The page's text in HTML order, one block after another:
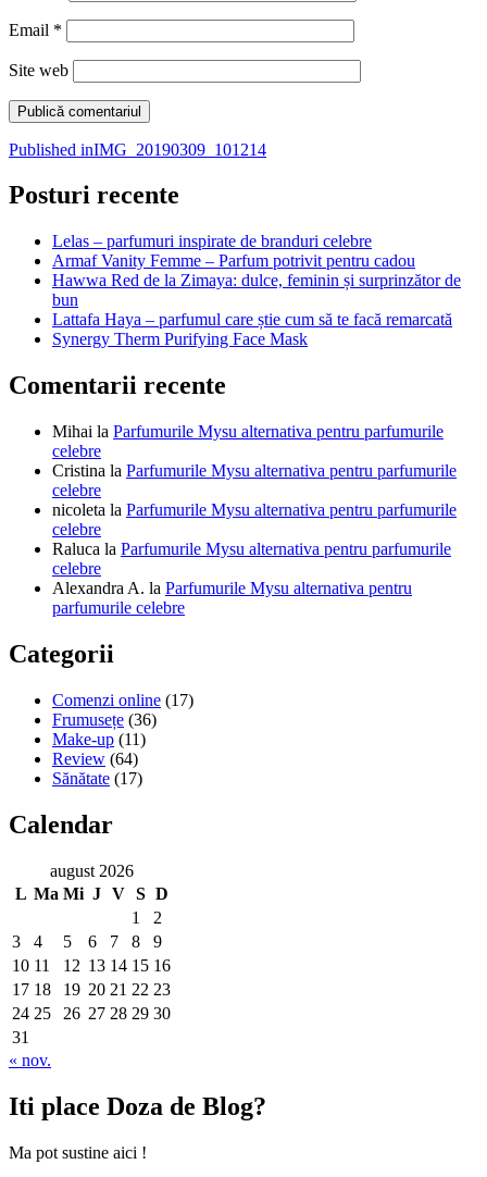
Email *
Site web
Navigare
în
articole
Published inIMG_20190309_101214
Posturi recente
Lelas – parfumuri inspirate de branduri celebre
Armaf Vanity Femme – Parfum potrivit pentru cadou
Hawwa Red de la Zimaya: dulce, feminin și surprinzător de
bun
Lattafa Haya – parfumul care știe cum să te facă remarcată
Synergy Therm Purifying Face Mask
Comentarii recente
Mihai la Parfumurile Mysu alternativa pentru parfumurile
celebre
Cristina la Parfumurile Mysu alternativa pentru parfumurile
celebre
nicoleta la Parfumurile Mysu alternativa pentru parfumurile
celebre
Raluca la Parfumurile Mysu alternativa pentru parfumurile
celebre
Alexandra A. la Parfumurile Mysu alternativa pentru
parfumurile celebre
Categorii
Comenzi online (17)
Frumusețe (36)
Make-up (11)
Review (64)
Sănătate (17)
Calendar
august 2026
L Ma Mi J V S D
1
2
3
4 5 6 7 8
9
10 11 12 13 14 15 16
17 18 19 20 21 22 23
24 25 26 27 28 29 30
31
« nov.
Iti place Doza de Blog?
Ma pot sustine aici !